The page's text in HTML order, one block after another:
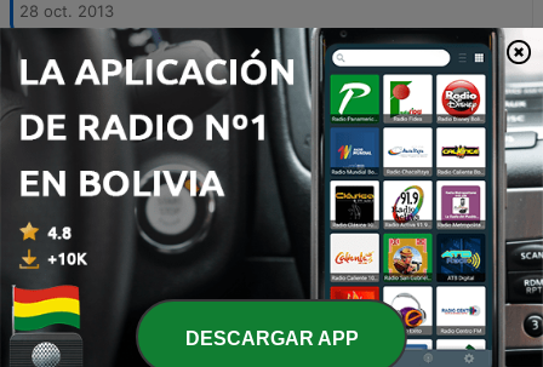
28 oct. 2013
54 - JAVIER MONTERO @ IBIZA PARTY SUMMER 2013
19 jul. 2013
53 - Sunset Radio Show 081 Parte 2 Guest DJ Vlada
15 abr. 2013
52 - Sunset Radio Show 080 Parte 1
15 abr. 2013
51 - Sunset Radio Show 080 Parte 2 Guest DJ Juanjo
Golejo
15 abr. 2013
DESCARGAR APP